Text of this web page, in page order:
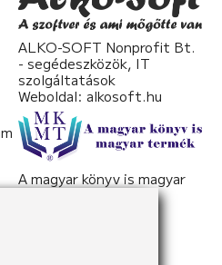
ALKO-SOFT Nonprofit Bt.
- segédeszközök, IT
szolgáltatások
Weboldal: alkosoft.hu
A magyar könyv is magyar